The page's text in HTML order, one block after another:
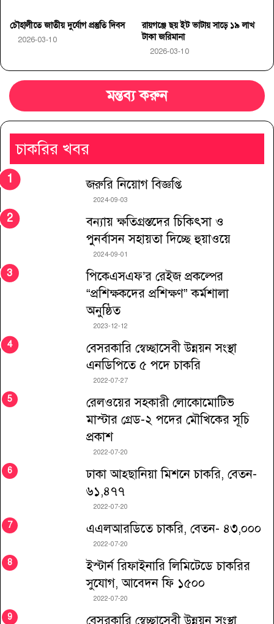
চৌহালীতে জাতীয় দুর্যোগ প্রস্তুতি দিবস
2026-03-10
রায়গঞ্জে ছয় ইট ভাটায় সাড়ে ১৯ লাখ
টাকা জরিমানা
2026-03-10
মন্তব্য করুন
চাকরির খবর
জরুরি নিয়োগ বিজ্ঞপ্তি
2024-09-03
বন্যায় ক্ষতিগ্রস্তদের চিকিৎসা ও
পুনর্বাসন সহায়তা দিচ্ছে হুয়াওয়ে
2024-09-01
পিকেএসএফ’র রেইজ প্রকল্পের
“প্রশিক্ষকদের প্রশিক্ষণ” কর্মশালা
অনুষ্ঠিত
2023-12-12
বেসরকারি স্বেচ্ছাসেবী উন্নয়ন সংস্থা
এনডিপিতে ৫ পদে চাকরি
2022-07-27
রেলওয়ের সহকারী লোকোমোটিভ
মাস্টার গ্রেড-২ পদের মৌখিকের সূচি
প্রকাশ
2022-07-20
ঢাকা আহ্ছানিয়া মিশনে চাকরি, বেতন-
৬১,৪৭৭
2022-07-20
এএলআরডিতে চাকরি, বেতন- ৪৩,০০০
2022-07-20
ইস্টার্ন রিফাইনারি লিমিটেডে চাকরির
সুযোগ, আবেদন ফি ১৫০০
2022-07-20
বেসরকারি স্বেচ্ছাসেবী উন্নয়ন সংস্থা